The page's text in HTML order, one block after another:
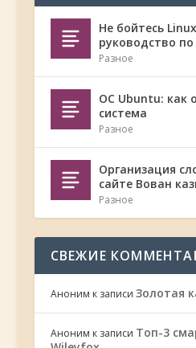
Не бойтесь
руководство
Разное
ОС Ubuntu: как
система
Разное
Организация
сайте Вован
Разное
СВЕЖИЕ
Аноним к записи Золотая
Аноним к записи Топ-3